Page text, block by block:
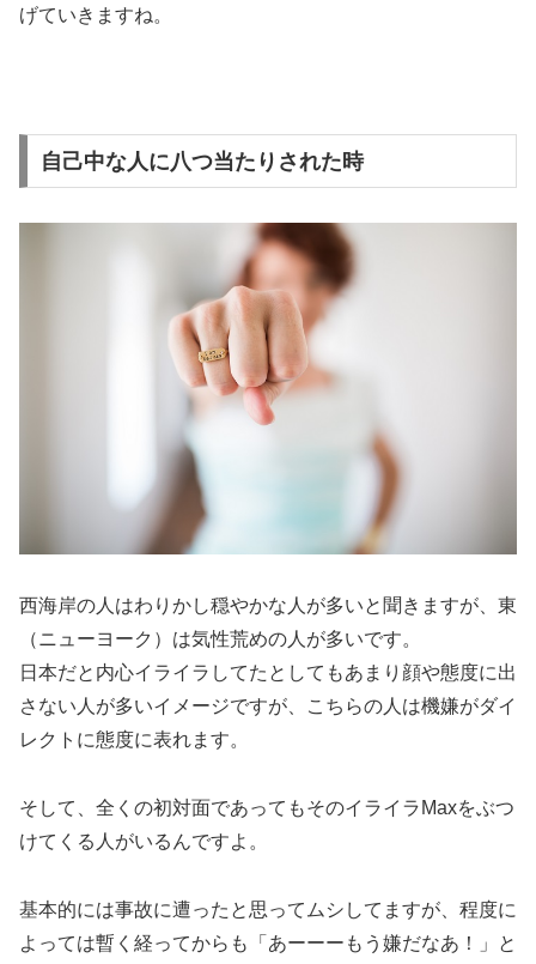
げていきますね。
自己中な人に八つ当たりされた時
西海岸の人はわりかし穏やかな人が多いと聞きますが、東
（ニューヨーク）は気性荒めの人が多いです。
日本だと内心イライラしてたとしてもあまり顔や態度に出
さない人が多いイメージですが、こちらの人は機嫌がダイ
レクトに態度に表れます。
そして、 全くの初対面であってもそのイライラMaxをぶつ
けてくる人がいる んですよ。
基本的には事故に遭ったと思ってムシしてますが、程度に
よっては暫く経ってからも「あーーーもう嫌だなあ！」と